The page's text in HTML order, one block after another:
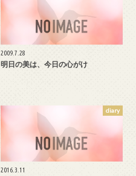
2009.7.28
明日の美は、今日の心がけ
diary
2016.3.11